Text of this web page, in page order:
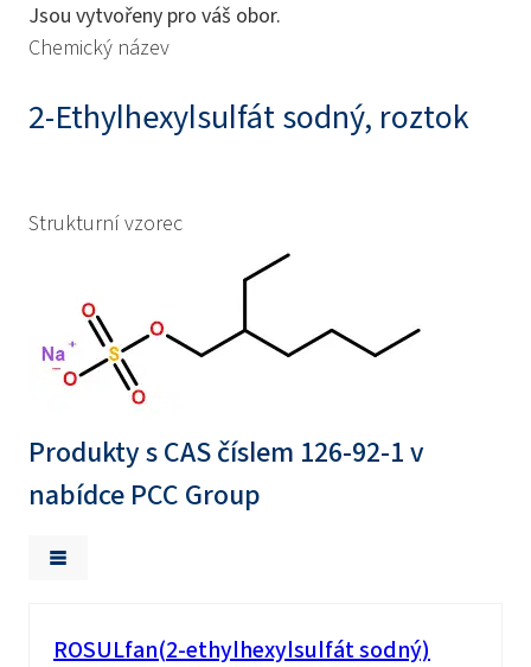
Jsou vytvořeny pro váš obor.
Chemický název
2-Ethylhexylsulfát sodný, roztok
Strukturní vzorec
Produkty s CAS číslem 126-92-1 v
nabídce PCC Group
ROSULfan(2-ethylhexylsulfát sodný)